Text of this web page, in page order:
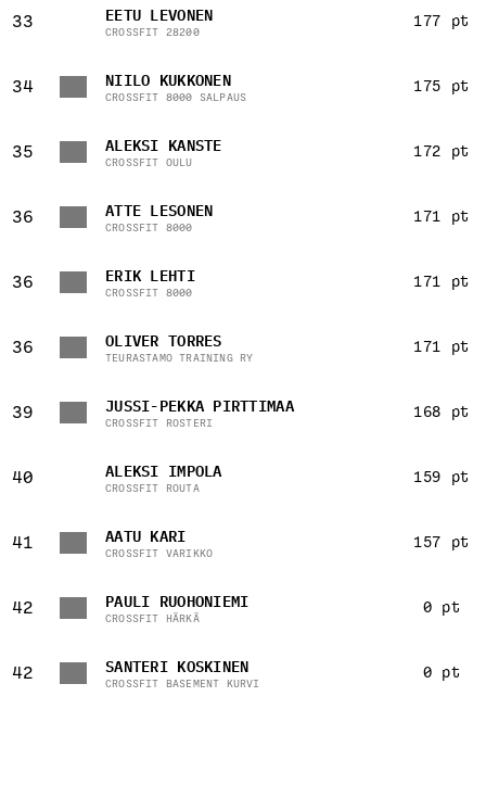
33 EETU LEVONEN
CROSSFIT 28200
177 pt
34 NIILO KUKKONEN
CROSSFIT 8000 SALPAUS
175 pt
35 ALEKSI KANSTE
CROSSFIT OULU
172 pt
36 ATTE LESONEN
CROSSFIT 8000
171 pt
36 ERIK LEHTI
CROSSFIT 8000
171 pt
36 OLIVER TORRES
TEURASTAMO TRAINING RY
171 pt
39 JUSSI-PEKKA PIRTTIMAA
CROSSFIT ROSTERI
168 pt
40 ALEKSI IMPOLA
CROSSFIT ROUTA
159 pt
41 AATU KARI
CROSSFIT VARIKKO
157 pt
42 PAULI RUOHONIEMI
CROSSFIT HÄRKÄ
0 pt
42 SANTERI KOSKINEN
CROSSFIT BASEMENT KURVI
0 pt